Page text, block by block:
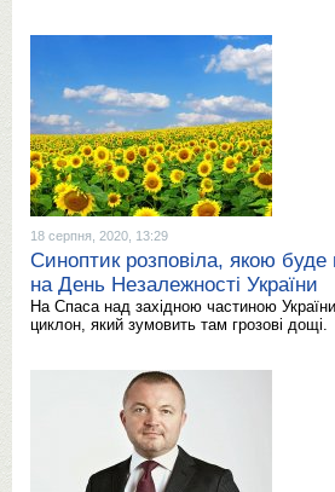
18 серпня, 2020, 13:29
Синоптик розповіла, якою буде
на День Незалежності України
На Спаса над західною частиною
циклон, який зумовить там грозові дощі.